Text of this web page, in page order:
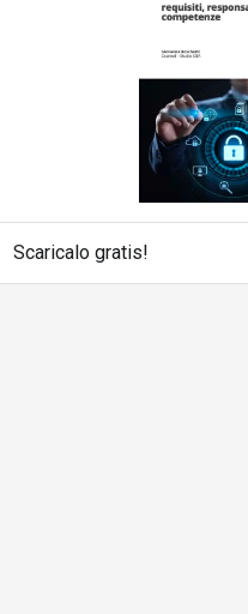
Scaricalo gratis!